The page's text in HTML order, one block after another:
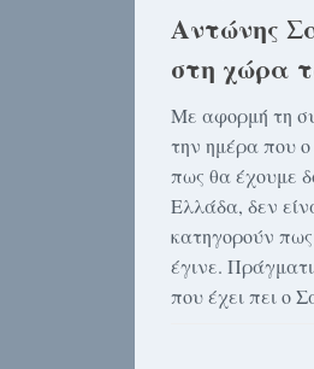
Αντώνης
στη χώρα
Mε αφορμή τη
την ημέρα που
πως θα έχουμε
Ελλάδα, δεν
κατηγορούν
έγινε.
που έχει πει ο